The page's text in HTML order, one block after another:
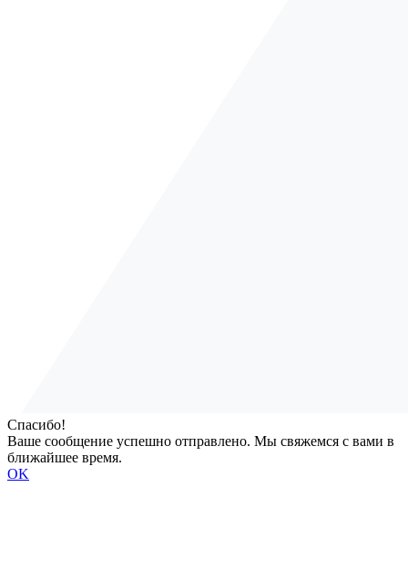
Спасибо!
Ваше сообщение успешно отправлено. Мы свяжемся с вами в
ближайшее время.
OK